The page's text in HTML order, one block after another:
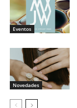
Eventos
Novedades